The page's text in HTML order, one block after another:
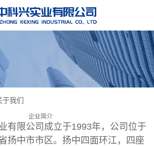
于我们
企业简介
限公司成立于1993年，公司位于
扬中市市区。扬中四面环江，四座